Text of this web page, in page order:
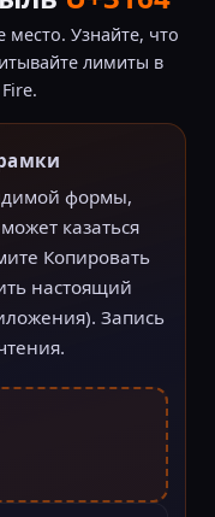
место. Узнайте, что
лимиты в
формы,
казаться
Копировать
настоящий
Запись
Заполнитель